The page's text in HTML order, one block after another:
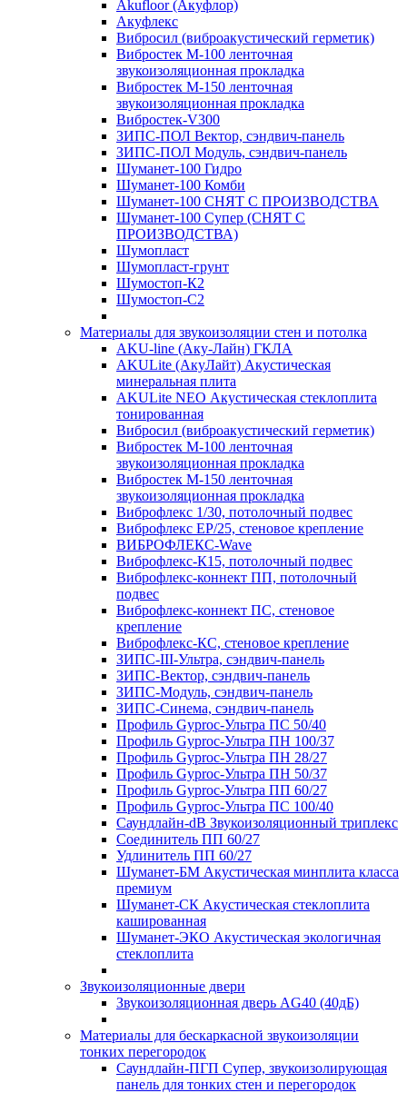
Akufloor (Акуфлор)
Акуфлекс
Вибросил (виброакустический герметик)
Вибростек М-100 ленточная
звукоизоляционная прокладка
Вибростек М-150 ленточная
звукоизоляционная прокладка
Вибростек-V300
ЗИПС-ПОЛ Вектор, сэндвич-панель
ЗИПС-ПОЛ Модуль, сэндвич-панель
Шуманет-100 Гидро
Шуманет-100 Комби
Шуманет-100 СНЯТ С ПРОИЗВОДСТВА
Шуманет-100 Супер (СНЯТ С
ПРОИЗВОДСТВА)
Шумопласт
Шумопласт-грунт
Шумостоп-К2
Шумостоп-С2
Материалы для звукоизоляции стен и потолка
AKU-line (Aку-Лайн) ГКЛА
AKULite (АкуЛайт) Акустическая
минеральная плита
AKULite NEO Акустическая стеклоплита
тонированная
Вибросил (виброакустический герметик)
Вибростек М-100 ленточная
звукоизоляционная прокладка
Вибростек М-150 ленточная
звукоизоляционная прокладка
Виброфлекс 1/30, потолочный подвес
Виброфлекс EP/25, стеновое крепление
ВИБРОФЛЕКС-Wave
Виброфлекс-К15, потолочный подвес
Виброфлекс-коннект ПП, потолочный
подвес
Виброфлекс-коннект ПС, стеновое
крепление
Виброфлекс-КС, стеновое крепление
ЗИПС-III-Ультра, сэндвич-панель
ЗИПС-Вектор, сэндвич-панель
ЗИПС-Модуль, сэндвич-панель
ЗИПС-Синема, сэндвич-панель
Профиль Gyproc-Ультра ПC 50/40
Профиль Gyproc-Ультра ПН 100/37
Профиль Gyproc-Ультра ПН 28/27
Профиль Gyproc-Ультра ПН 50/37
Профиль Gyproc-Ультра ПП 60/27
Профиль Gyproc-Ультра ПС 100/40
Саундлайн-dB Звукоизоляционный триплекс
Соединитель ПП 60/27
Удлинитель ПП 60/27
Шуманет-БМ Акустическая минплита класса
премиум
Шуманет-СК Акустическая стеклоплита
кашированная
Шуманет-ЭКО Акустическая экологичная
стеклоплита
Звукоизоляционные двери
Звукоизоляционная дверь AG40 (40дБ)
Материалы для бескаркасной звукоизоляции
тонких перегородок
Саундлайн-ПГП Супер, звукоизолирующая
панель для тонких стен и перегородок